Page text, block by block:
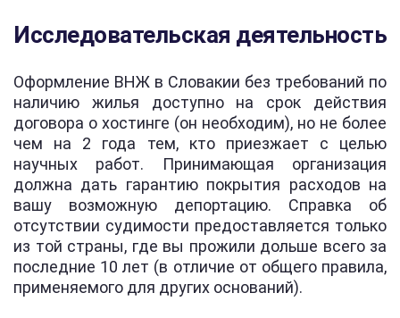
Исследовательская деятельность
Оформление ВНЖ в Словакии без требований по
наличию жилья доступно на срок действия
договора о хостинге (он необходим), но не более
чем на 2 года тем, кто приезжает с целью
научных работ. Принимающая организация
должна дать гарантию покрытия расходов на
вашу возможную депортацию. Справка об
отсутствии судимости предоставляется только
из той страны, где вы прожили дольше всего за
последние 10 лет (в отличие от общего правила,
применяемого для других оснований).